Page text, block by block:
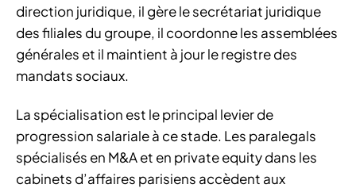
direction juridique, il gère le secrétariat juridique
des filiales du groupe, il coordonne les assemblées
générales et il maintient à jour le registre des
mandats sociaux.
La spécialisation est le principal levier de
progression salariale à ce stade. Les paralegals
spécialisés en M&A et en private equity dans les
cabinets d’affaires parisiens accèdent aux